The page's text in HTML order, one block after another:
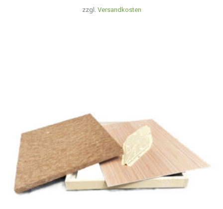
zzgl. Versandkosten